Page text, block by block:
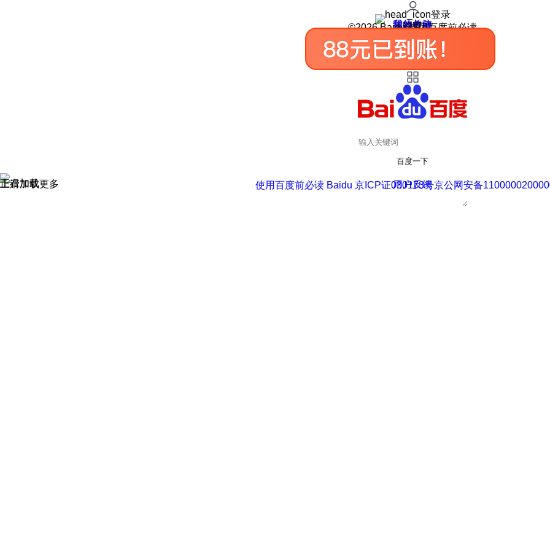
登录
我的关注
我的收藏
皮肤中心
用户反馈
设置
©2026 Baidu 使用百度前必读
百度一下
正在加载
上滑加载更多 用户反馈
使用百度前必读 Baidu 京ICP证030173号京公网安备